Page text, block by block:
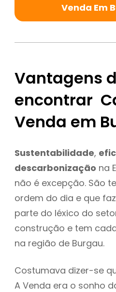
Venda Em
Vantagens
encontrar
Venda em
Sustentabilidade,
descarbonização na
não é excepção. São
ordem do dia e que
parte do léxico do
construção e tem
na região de Burgau.
Costumava dizer-se
A Venda era o sonho